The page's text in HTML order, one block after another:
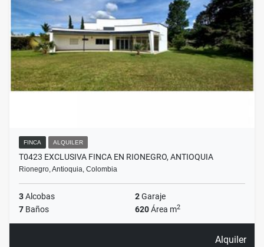
FINCA ALQUILER
T0423 EXCLUSIVA FINCA EN RIONEGRO, ANTIOQUIA
Rionegro, Antioquia, Colombia
3Alcobas 2Garaje
7 Baños 620Área m2
Alquiler